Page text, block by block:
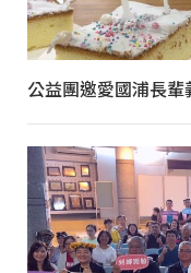
公益團邀愛國浦長